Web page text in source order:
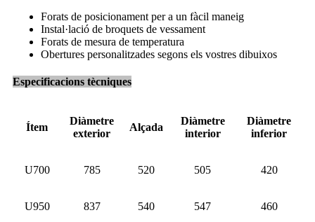
Forats de posicionament per a un fàcil maneig
Instal·lació de broquets de vessament
Forats de mesura de temperatura
Obertures personalitzades segons els vostres dibuixos
Especificacions tècniques
Ítem
Diàmetre
exterior
Alçada
Diàmetre
interior
Diàmetre
inferior
U700 785 520 505 420
U950 837 540 547 460